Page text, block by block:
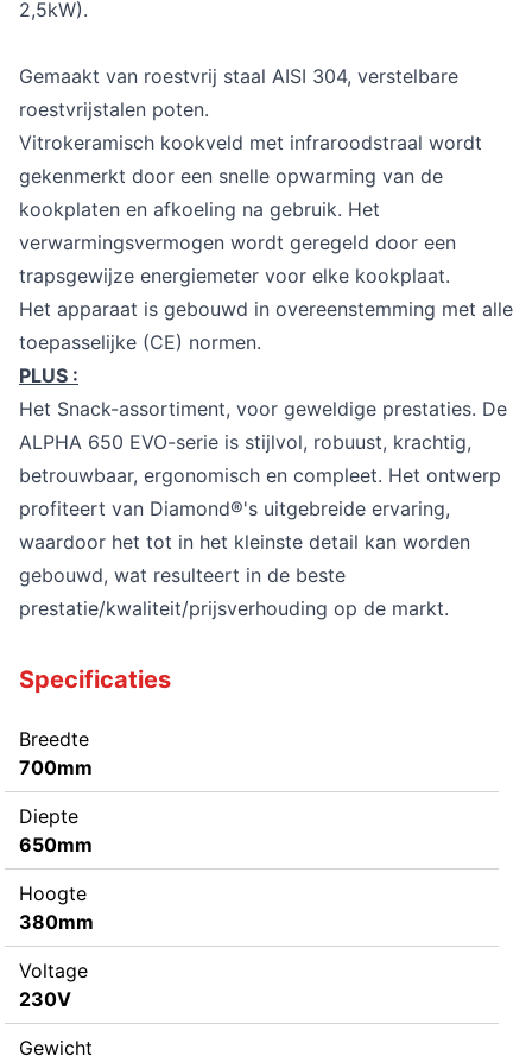
2,5kW).
Gemaakt van roestvrij staal AISI 304, verstelbare
roestvrijstalen poten.
Vitrokeramisch kookveld met infraroodstraal wordt
gekenmerkt door een snelle opwarming van de
kookplaten en afkoeling na gebruik. Het
verwarmingsvermogen wordt geregeld door een
trapsgewijze energiemeter voor elke kookplaat.
Het apparaat is gebouwd in overeenstemming met alle
toepasselijke (CE) normen.
PLUS :
Het Snack-assortiment, voor geweldige prestaties. De
ALPHA 650 EVO-serie is stijlvol, robuust, krachtig,
betrouwbaar, ergonomisch en compleet. Het ontwerp
profiteert van Diamond®'s uitgebreide ervaring,
waardoor het tot in het kleinste detail kan worden
gebouwd, wat resulteert in de beste
prestatie/kwaliteit/prijsverhouding op de markt.
Specificaties
Breedte
700mm
Diepte
650mm
Hoogte
380mm
Voltage
230V
Gewicht